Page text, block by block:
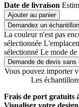
Date de livraison
Ajouter au panier
Demandez un
La couleur n'est pas
sélectionnée
sélectionné Le mode de
Demande de devis sans
Vous pouvez importer
Les
Frais de port gratuits
Visualisez votre